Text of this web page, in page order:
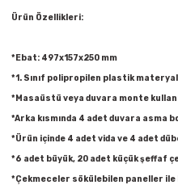
Ürün Özellikleri:
*Ebat: 497x157x250 mm
*1. Sınıf polipropilen plastik materyal
*Masaüstü veya duvara monte
*Arka kısmında 4 adet duvara asma
*Ürün içinde 4 adet vida ve 4 adet
*6 adet büyük, 20 adet küçük şeffaf
*Çekmeceler sökülebilen paneller